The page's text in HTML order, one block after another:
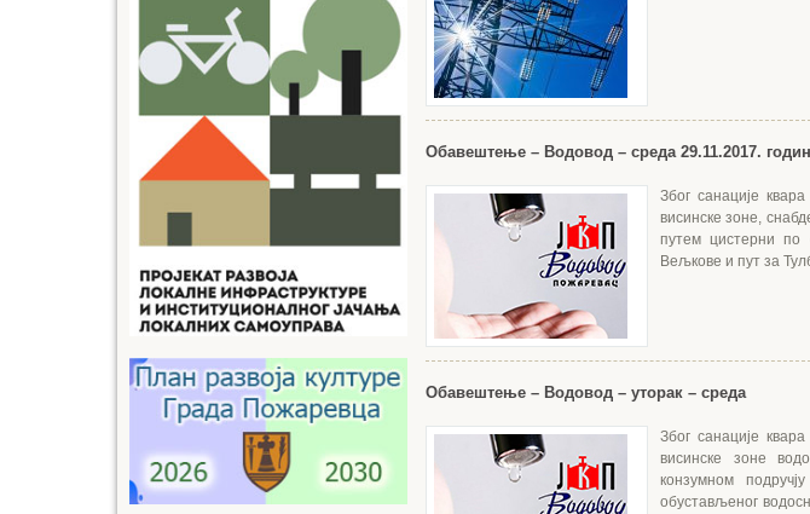
Обавештење – Водовод – среда 29.11.2017.
Због санације
висинске зоне,
путем цистерни
Вељкове и пут за
Обавештење – Водовод – уторак – среда
Због санације
висинске зоне
конзумном
обустављеног